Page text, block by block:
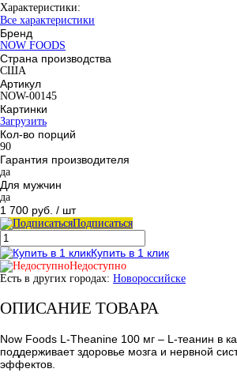
Характеристики:
Все характеристики
Бренд
NOW FOODS
Страна производства
США
Артикул
NOW-00145
Картинки
Загрузить
Кол-во порций
90
Гарантия производителя
да
Для мужчин
да
1 700 руб. / шт
Подписаться
Купить в 1 клик
Недоступно
Есть в других городах: Новороссийске
ОПИСАНИЕ ТОВАРА
Now Foods L-Theanine 100 мг – L-теанин в
поддерживает здоровье мозга и нервной
эффектов.